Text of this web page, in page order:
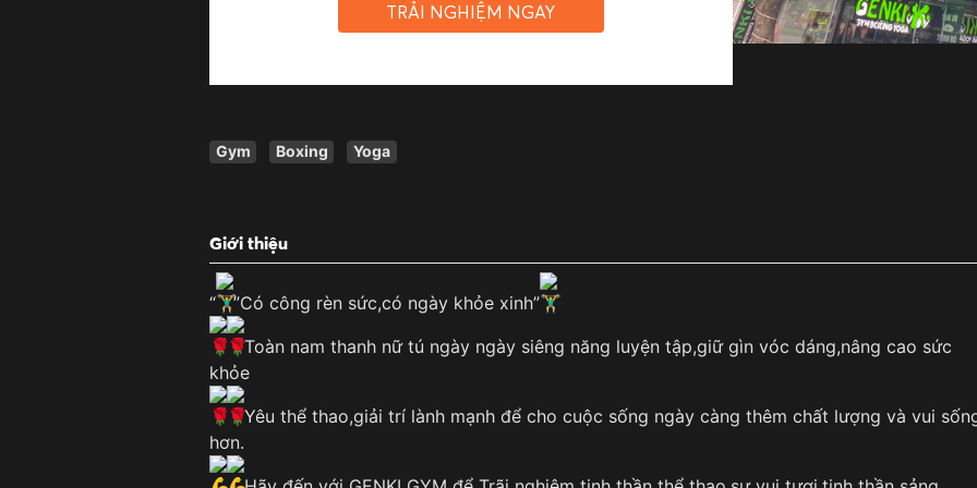
TRẢI NGHIỆM NGAY
Gym Boxing Yoga
Giới thiệu
“
”Có công rèn sức,có ngày khỏe xinh”
Toàn nam thanh nữ tú ngày ngày siêng năng luyện tập,giữ gìn vóc dáng,nâng cao sức
khỏe
Yêu thể thao,giải trí lành mạnh để cho cuộc sống ngày càng thêm chất lượng và vui
hơn.